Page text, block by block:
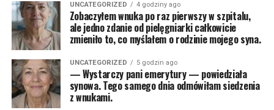
UNCATEGORIZED 4 godziny ago
Zobaczyłem wnuka po raz pierwszy w szpitalu,
ale jedno zdanie od pielęgniarki całkowicie
zmieniło to, co myślałem o rodzinie mojego syna.
UNCATEGORIZED 5 godzin ago
— Wystarczy pani emerytury — powiedziała
synowa. Tego samego dnia odmówiłam siedzenia
z wnukami.